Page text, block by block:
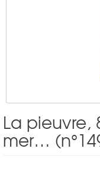
La pieuvre,
mer…